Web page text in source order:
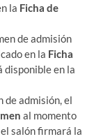
la Ficha de
de admisión
en la Ficha
disponible en la
de admisión, el
al momento
salón firmará la